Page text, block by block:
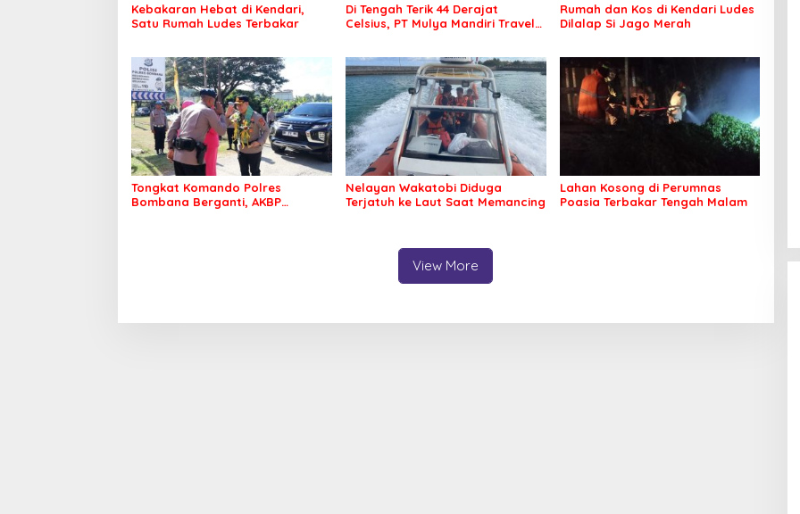
Kebakaran Hebat di Kendari,
Satu Rumah Ludes Terbakar
Di Tengah Terik 44 Derajat
Celsius, PT Mulya Mandiri Travel
Rumah dan Kos di Kendari Ludes
Dilalap Si Jago Merah
Tongkat Komando Polres
Bombana Berganti, AKBP
Nelayan Wakatobi Diduga
Terjatuh ke Laut Saat Memancing
Lahan Kosong di Perumnas
Poasia Terbakar Tengah Malam
View More